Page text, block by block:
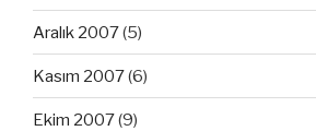
Aralık 2007(5)
Kasım 2007(6)
Ekim 2007(9)